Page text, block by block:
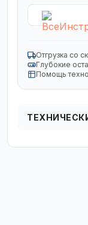
Отгрузка со
Глубокие
Помощь
Кол в упаковке